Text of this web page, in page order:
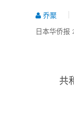
乔聚
日本华侨报
共